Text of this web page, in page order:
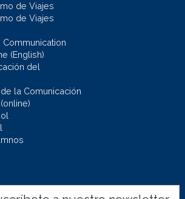
de Viajes
de Viajes
(English)
del
la Comunicación